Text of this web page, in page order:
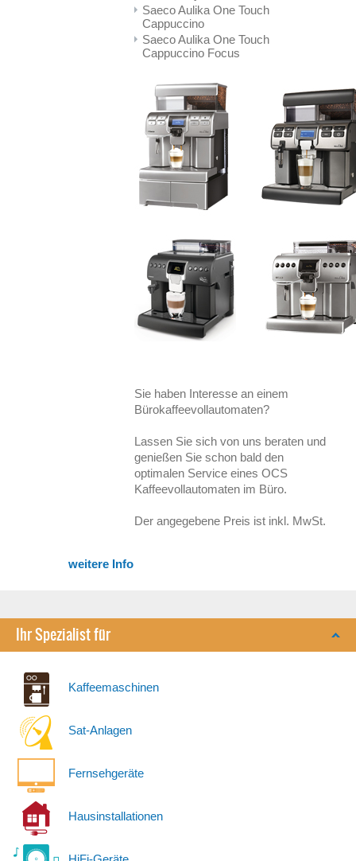
Saeco Aulika One Touch
Cappuccino
Saeco Aulika One Touch
Cappuccino Focus
Sie haben Interesse an einem
Bürokaffeevollautomaten?
Lassen Sie sich von uns beraten und
genießen Sie schon bald den
optimalen Service eines OCS
Kaffeevollautomaten im Büro.
Der angegebene Preis ist inkl. MwSt.
weitere Info
Ihr Spezialist für
Kaffeemaschinen
Sat-Anlagen
Fernsehgeräte
Hausinstallationen